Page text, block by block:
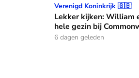
Lekker kijken: William en Catherine
Verenigd Koninkrijk 🇬🇧
Lekker kijken: William
hele gezin bij
6 dagen geleden